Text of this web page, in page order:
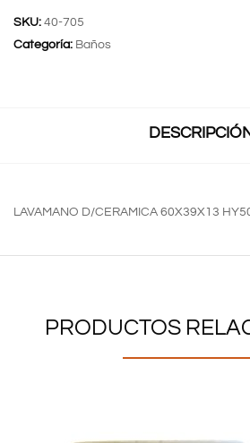
SKU: 40-705
Categoría: Baños
LAVAMANO D/CERAMICA 60X39X13
PRODUCTOS